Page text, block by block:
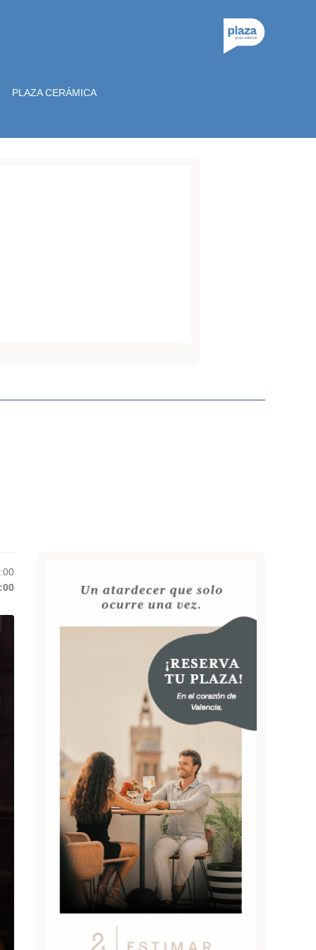
PLAZA CERÁMICA